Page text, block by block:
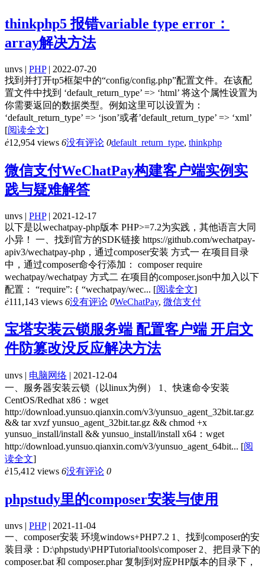
thinkphp5 报错variable type error：
array解决方法
unvs | PHP| 2022-07-20
找到并打开tp5框架中的“config/config.php”配置文件。在该配
置文件中找到 ‘default_return_type’ => ‘html’ 将这个属性设置为
你需要返回的数据类型。例如这里可以设置为：
‘default_return_type’ => ‘json’或者’default_return_type’ => ‘xml’
[阅读全文]
ė12,954 views 6没有评论 0default_return_type, thinkphp
微信支付WeChatPay构建客户端实例实
践与疑难解答
unvs | PHP| 2021-12-17
以下是以wechatpay-php版本 PHP>=7.2为实践，其他语言大同
小异！ 一、找到官方的SDK链接 https://github.com/wechatpay-
apiv3/wechatpay-php，通过composer安装 方式一 在项目目录
中，通过composer命令行添加： composer require
wechatpay/wechatpay 方式二 在项目的composer.json中加入以下
配置： “require”: { “wechatpay/wec... [阅读全文]
ė111,143 views 6没有评论 0WeChatPay, 微信支付
宝塔安装云锁服务端 配置客户端 开启文
件防篡改没反应解决方法
unvs | 电脑网络 | 2021-12-04
一、服务器安装云锁（以linux为例） 1、快速命令安装
CentOS/Redhat x86：wget
http://download.yunsuo.qianxin.com/v3/yunsuo_agent_32bit.tar.gz
&& tar xvzf yunsuo_agent_32bit.tar.gz && chmod +x
yunsuo_install/install && yunsuo_install/install x64：wget
http://download.yunsuo.qianxin.com/v3/yunsuo_agent_64bit... [阅
读全文]
ė15,412 views 6没有评论 0
phpstudy里的composer安装与使用
unvs | PHP| 2021-11-04
一、composer安装 环境windows+PHP7.2 1、找到composer的安
装目录：D:\phpstudy\PHPTutorial\tools\composer 2、把目录下的
composer.bat 和 composer.phar 复制到对应PHP版本的目录下，